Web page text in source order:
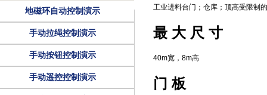
地磁环自动控制演示
手动拉绳控制演示
手动按钮控制演示
手动遥控控制演示
工业进料台门；仓库；顶高受限制
最 大 尺 寸
40m宽，8m高
门 板